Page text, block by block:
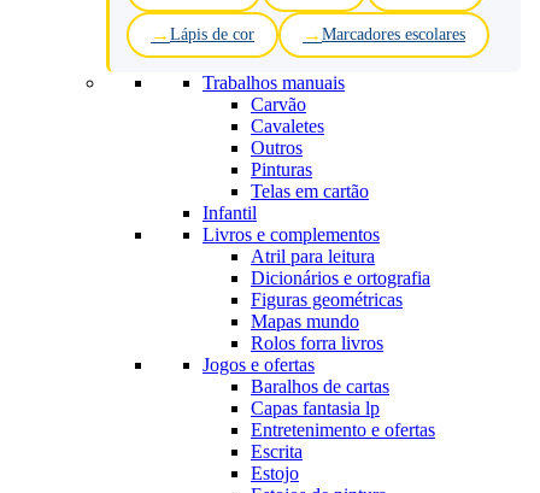
Lápis de cor Marcadores escolares
Trabalhos manuais
Carvão
Cavaletes
Outros
Pinturas
Telas em cartão
Infantil
Livros e complementos
Atril para leitura
Dicionários e ortografia
Figuras geométricas
Mapas mundo
Rolos forra livros
Jogos e ofertas
Baralhos de cartas
Capas fantasia lp
Entretenimento e ofertas
Escrita
Estojo